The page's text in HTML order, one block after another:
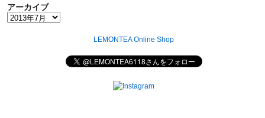
アーカイブ
LEMONTEA Online Shop